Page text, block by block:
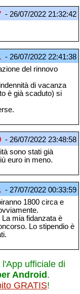
- 26/07/2022 21:32:42
- 26/07/2022 22:41:38
del rinnovo
di vacanza
è già scaduto) si
- 26/07/2022 23:48:58
sono stati già
euro in meno.
- 27/07/2022 00:33:59
1800 circa e
mia fidanzata è
Lo stipendio è
ufficiale di
Android.
GRATIS!